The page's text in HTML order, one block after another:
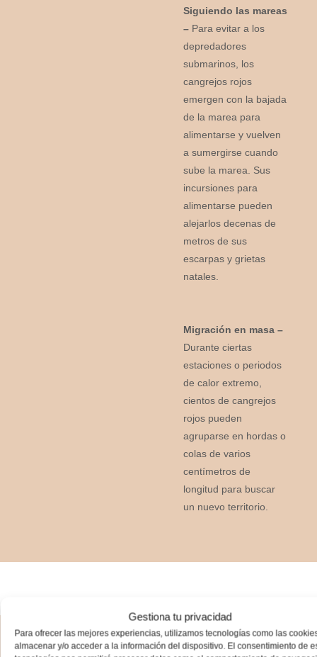
Gestiona tu privacidad
Para ofrecer las mejores experiencias, utilizamos tecnologías como las
almacenar y/o acceder a la información del dispositivo. El consentimiento de
Siguiendo las mareas
– Para evitar a los
depredadores
submarinos, los
cangrejos rojos
emergen con la bajada
de la marea para
alimentarse y vuelven
a sumergirse cuando
sube la marea. Sus
incursiones para
alimentarse pueden
alejarlos decenas de
metros de sus
escarpas y grietas
natales.
Migración en masa –
Durante ciertas
estaciones o periodos
de calor extremo,
cientos de cangrejos
rojos pueden
agruparse en hordas o
colas de varios
centímetros de
longitud para buscar
un nuevo territorio.
Estado de